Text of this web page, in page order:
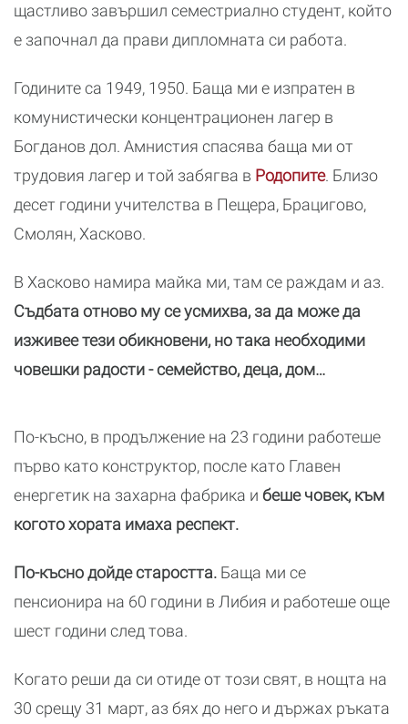
щастливо завършил семестриално студент, който
е започнал да прави дипломната си работа.
Годините са 1949, 1950. Баща ми е изпратен в
комунистически концентрационен лагер в
Богданов дол. Амнистия спасява баща ми от
трудовия лагер и той забягва в Родопите. Близо
десет години учителства в Пещера, Брацигово,
Смолян, Хасково.
В Хасково намира майка ми, там се раждам и аз.
Съдбата отново му се усмихва, за да може да
изживее тези обикновени, но така необходими
човешки радости - семейство, деца, дом…
По-късно, в продължение на 23 години работеше
първо като конструктор, после като Главен
енергетик на захарна фабрика и беше човек, към
когото хората имаха респект.
По-късно дойде старостта. Баща ми се
пенсионира на 60 години в Либия и работеше още
шест години след това.
Когато реши да си отиде от този свят, в нощта на
30 срещу 31 март, аз бях до него и държах ръката